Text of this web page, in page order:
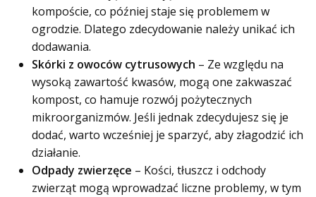
kompoście, co później staje się problemem w
ogrodzie. Dlatego zdecydowanie należy unikać ich
dodawania.
Skórki z owoców cytrusowych – Ze względu na
wysoką zawartość kwasów, mogą one zakwaszać
kompost, co hamuje rozwój pożytecznych
mikroorganizmów. Jeśli jednak zdecydujesz się je
dodać, warto wcześniej je sparzyć, aby złagodzić ich
działanie.
Odpady zwierzęce – Kości, tłuszcz i odchody
zwierząt mogą wprowadzać liczne problemy, w tym